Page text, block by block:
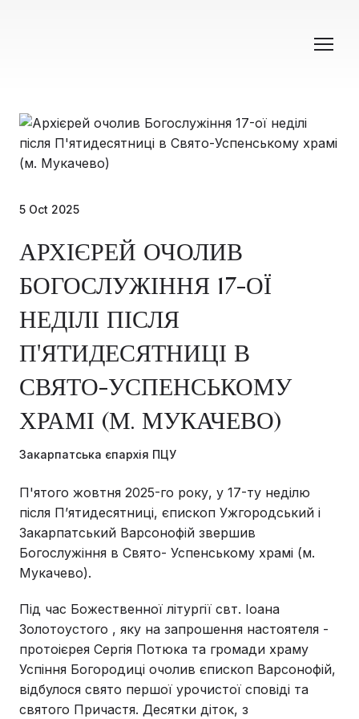
5 Oct 2025
АРХІЄРЕЙ ОЧОЛИВ
БОГОСЛУЖІННЯ 17-ОЇ
НЕДІЛІ ПІСЛЯ
П'ЯТИДЕСЯТНИЦІ В
СВЯТО-УСПЕНСЬКОМУ
ХРАМІ (М. МУКАЧЕВО)
Закарпатська єпархія ПЦУ
П'ятого жовтня 2025-го року, у 17-ту неділю
після Пʼятидесятниці, єпископ Ужгородський і
Закарпатський Варсонофій звершив
Богослужіння в Свято- Успенському храмі (м.
Мукачево).
Під час Божественної літургії свт. Іоана
Золотоустого , яку на запрошення настоятеля -
протоієрея Сергія Потюка та громади храму
Успіння Богородиці очолив єпископ Варсонофій,
відбулося свято першої урочистої сповіді та
святого Причастя. Десятки діток, з